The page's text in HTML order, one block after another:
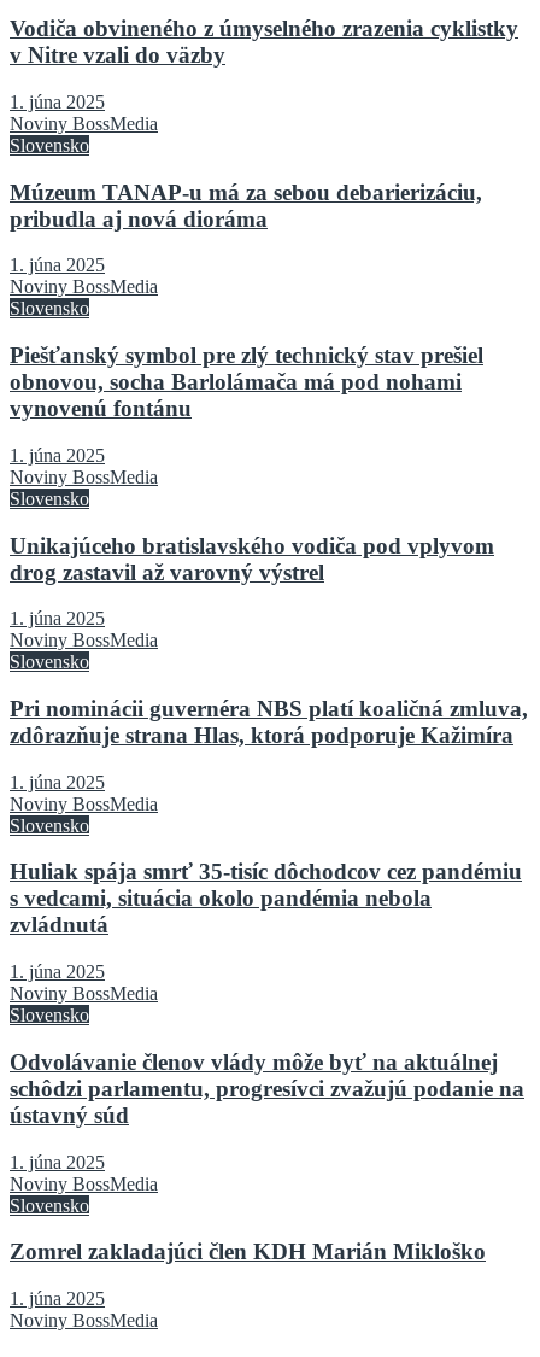
Vodiča obvineného z úmyselného zrazenia cyklistky
v Nitre vzali do väzby
1. júna 2025
Noviny BossMedia
Slovensko
Múzeum TANAP-u má za sebou debarierizáciu,
pribudla aj nová dioráma
1. júna 2025
Noviny BossMedia
Slovensko
Piešťanský symbol pre zlý technický stav prešiel
obnovou, socha Barlolámača má pod nohami
vynovenú fontánu
1. júna 2025
Noviny BossMedia
Slovensko
Unikajúceho bratislavského vodiča pod vplyvom
drog zastavil až varovný výstrel
1. júna 2025
Noviny BossMedia
Slovensko
Pri nominácii guvernéra NBS platí koaličná zmluva,
zdôrazňuje strana Hlas, ktorá podporuje Kažimíra
1. júna 2025
Noviny BossMedia
Slovensko
Huliak spája smrť 35-tisíc dôchodcov cez pandémiu
s vedcami, situácia okolo pandémia nebola
zvládnutá
1. júna 2025
Noviny BossMedia
Slovensko
Odvolávanie členov vlády môže byť na aktuálnej
schôdzi parlamentu, progresívci zvažujú podanie na
ústavný súd
1. júna 2025
Noviny BossMedia
Slovensko
Zomrel zakladajúci člen KDH Marián Mikloško
1. júna 2025
Noviny BossMedia